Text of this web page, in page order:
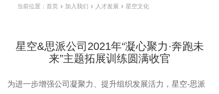
当前位置： 首页 加入我们 人才发展 星空文化
星空&思派公司2021年“凝心聚力·奔跑未
来”主题拓展训练圆满收官
为进一步增强公司凝聚力、提升组织发展活力，星空-思派